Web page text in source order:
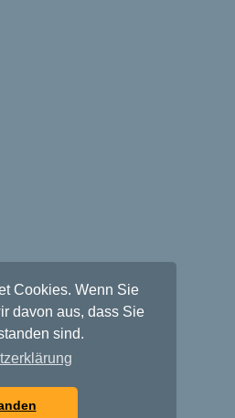
Cookies. Wenn Sie
davon aus, dass Sie
sind.